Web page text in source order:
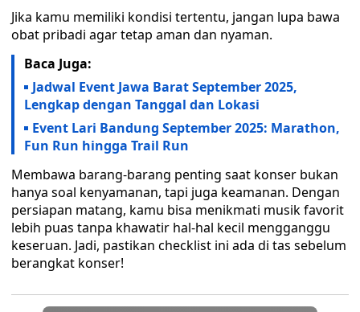
Jika kamu memiliki kondisi tertentu, jangan lupa bawa
obat pribadi agar tetap aman dan nyaman.
Baca Juga:
Jadwal Event Jawa Barat September 2025,
Lengkap dengan Tanggal dan Lokasi
Event Lari Bandung September 2025: Marathon,
Fun Run hingga Trail Run
Membawa barang-barang penting saat konser bukan
hanya soal kenyamanan, tapi juga keamanan. Dengan
persiapan matang, kamu bisa menikmati musik favorit
lebih puas tanpa khawatir hal-hal kecil mengganggu
keseruan. Jadi, pastikan checklist ini ada di tas sebelum
berangkat konser!